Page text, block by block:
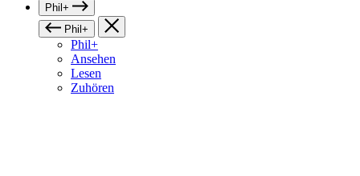
Phil+
Phil+
Phil+
Ansehen
Lesen
Zuhören